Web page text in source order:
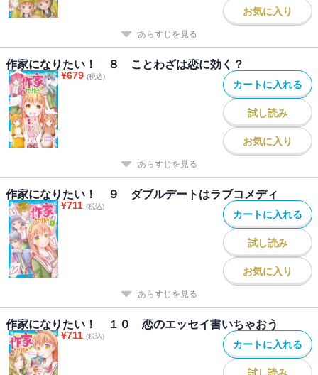
お気に入り
あらすじを見る
作家になりたい！ ８ ことわざは恋に効く？
¥679 (税込)
カートに入れる
試し読み
お気に入り
あらすじを見る
作家になりたい！ ９ ダブルデートはラブコメディ
¥711 (税込)
カートに入れる
試し読み
お気に入り
あらすじを見る
作家になりたい！ １０ 恋のエッセイ書いちゃおう
¥711 (税込)
カートに入れる